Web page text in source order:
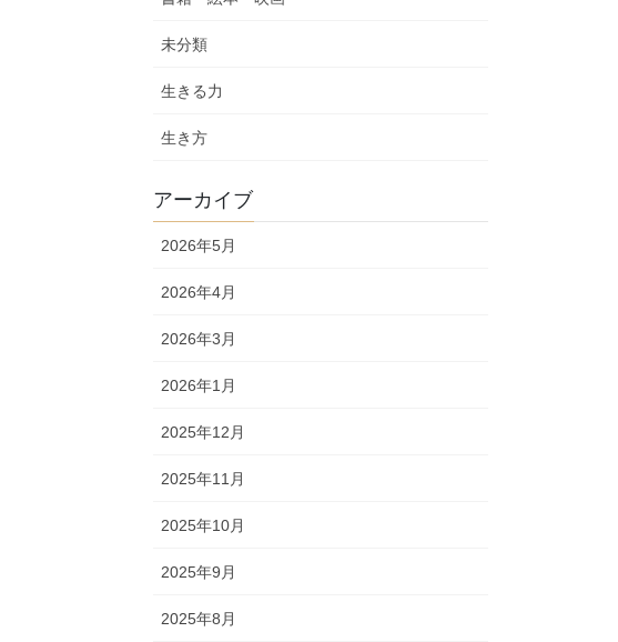
未分類
生きる力
生き方
アーカイブ
2026年5月
2026年4月
2026年3月
2026年1月
2025年12月
2025年11月
2025年10月
2025年9月
2025年8月